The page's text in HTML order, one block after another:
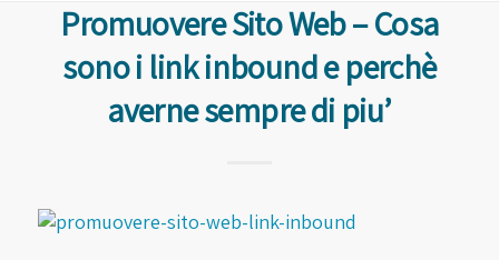
Promuovere Sito Web – Cosa
sono i link inbound e perchè
averne sempre di piu’